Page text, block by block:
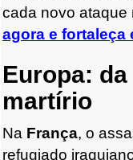
cada novo ataque
agora e fortaleça
Europa:
martírio
Na França, o
refugiado